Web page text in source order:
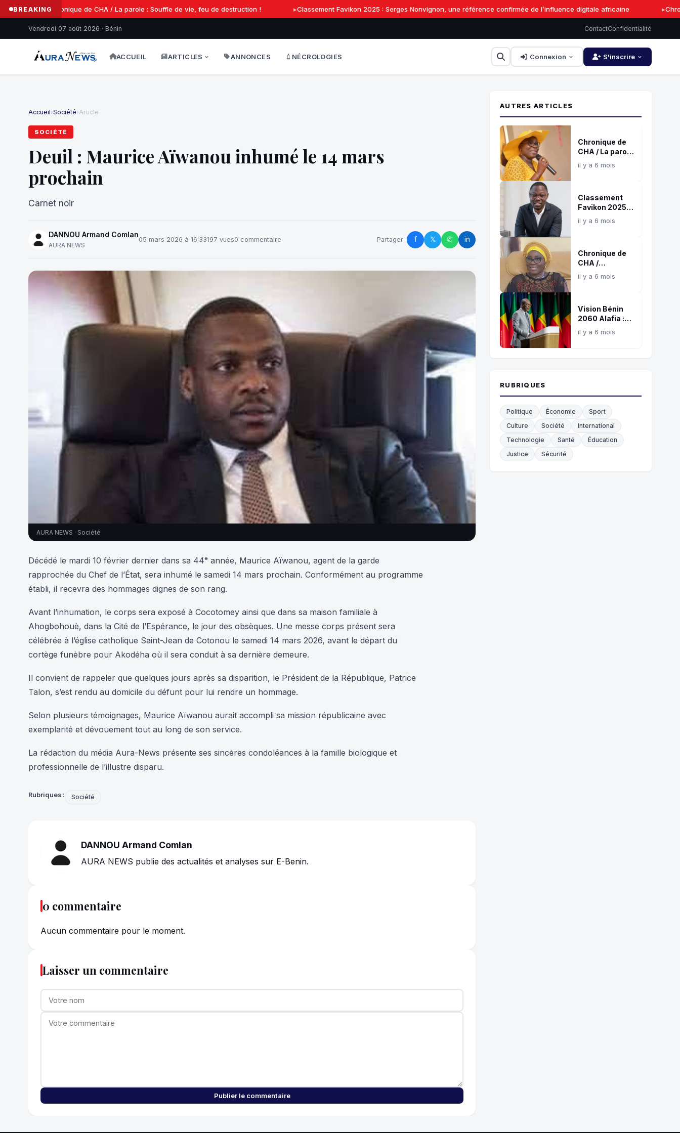
BREAKINGChronique de CHA / La parole : Souffle de vie, feu de destruction ! Classement Favikon 2025 : Serges Nonvignon, une référence confirmée de l’influence digitale africaine
Vendredi 07 août 2026 · Bénin ContactConfidentialité
ACCUEIL ARTICLES ANNONCES NÉCROLOGIES Connexion S'inscrire
Accueil›Société›Article
SOCIÉTÉ
Deuil : Maurice Aïwanou inhumé le 14 mars
prochain
Carnet noir
DANNOU Armand Comlan
AURA NEWS
05 mars 2026 à 16:33197 vues0 commentaire Partager : f 𝕏 ✆ in
AURA NEWS · Société
Décédé le mardi 10 février dernier dans sa 44ᵉ année, Maurice Aïwanou, agent de la garde
rapprochée du Chef de l’État, sera inhumé le samedi 14 mars prochain. Conformément au programme
établi, il recevra des hommages dignes de son rang.
Avant l’inhumation, le corps sera exposé à Cocotomey ainsi que dans sa maison familiale à
Ahogbohouè, dans la Cité de l’Espérance, le jour des obsèques. Une messe corps présent sera
célébrée à l’église catholique Saint-Jean de Cotonou le samedi 14 mars 2026, avant le départ du
cortège funèbre pour Akodéha où il sera conduit à sa dernière demeure.
Il convient de rappeler que quelques jours après sa disparition, le Président de la République, Patrice
Talon, s’est rendu au domicile du défunt pour lui rendre un hommage.
Selon plusieurs témoignages, Maurice Aïwanou aurait accompli sa mission républicaine avec
exemplarité et dévouement tout au long de son service.
La rédaction du média Aura-News présente ses sincères condoléances à la famille biologique et
professionnelle de l’illustre disparu.
Rubriques : Société
DANNOU Armand Comlan
AURA NEWS publie des actualités et analyses sur E-Benin.
0 commentaire
Aucun commentaire pour le moment.
Laisser un commentaire
Publier le commentaire
AUTRES ARTICLES
Chronique de
CHA / La parole
: Souffle de vie,
feu de
il y a 6 mois
Classement
Favikon 2025 :
Serges
Nonvignon, une
l’influence
digitale
africaine
il y a 6 mois
Chronique de
CHA /
L’éthique, ce
juge silencieux
il y a 6 mois
Vision Bénin
2060 Alafia :
Une boussole
commune pour
il y a 6 mois
RUBRIQUES
Politique Économie
Sport
Culture
Société
International
Technologie
Santé
Éducation
Justice
Sécurité